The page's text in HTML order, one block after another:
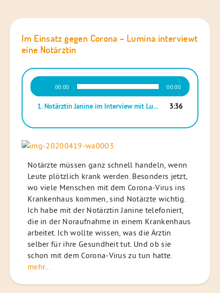
Im Einsatz gegen Corona – Lumina interviewt
eine Notärztin
Audio-
Player
00:00 00:00
1. Notärztin Janine im Interview mit Lumina 3:36
Notärzte müssen ganz schnell handeln, wenn
Leute plötzlich krank werden. Besonders jetzt,
wo viele Menschen mit dem Corona-Virus ins
Krankenhaus kommen, sind Notärzte wichtig.
Ich habe mit der Notärztin Janine telefoniert,
die in der Noraufnahme in einem Krankenhaus
arbeitet. Ich wollte wissen, was die Ärztin
selber für ihre Gesundheit tut. Und ob sie
schon mit dem Corona-Virus zu tun hatte.
mehr...